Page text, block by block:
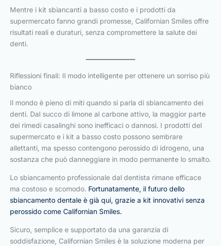
Mentre i kit sbiancanti a basso costo e i prodotti da
supermercato fanno grandi promesse, Californian Smiles offre
risultati reali e duraturi, senza compromettere la salute dei
denti.
Riflessioni finali: Il modo intelligente per ottenere un sorriso più
bianco
Il mondo è pieno di miti quando si parla di sbiancamento dei
denti. Dal succo di limone al carbone attivo, la maggior parte
dei rimedi casalinghi sono inefficaci o dannosi. I prodotti del
supermercato e i kit a basso costo possono sembrare
allettanti, ma spesso contengono perossido di idrogeno, una
sostanza che può danneggiare in modo permanente lo smalto.
Lo sbiancamento professionale dal dentista rimane efficace
ma costoso e scomodo. Fortunatamente, il futuro dello
sbiancamento dentale è già qui, grazie a kit innovativi senza
perossido come Californian Smiles.
Sicuro, semplice e supportato da una garanzia di
soddisfazione, Californian Smiles è la soluzione moderna per